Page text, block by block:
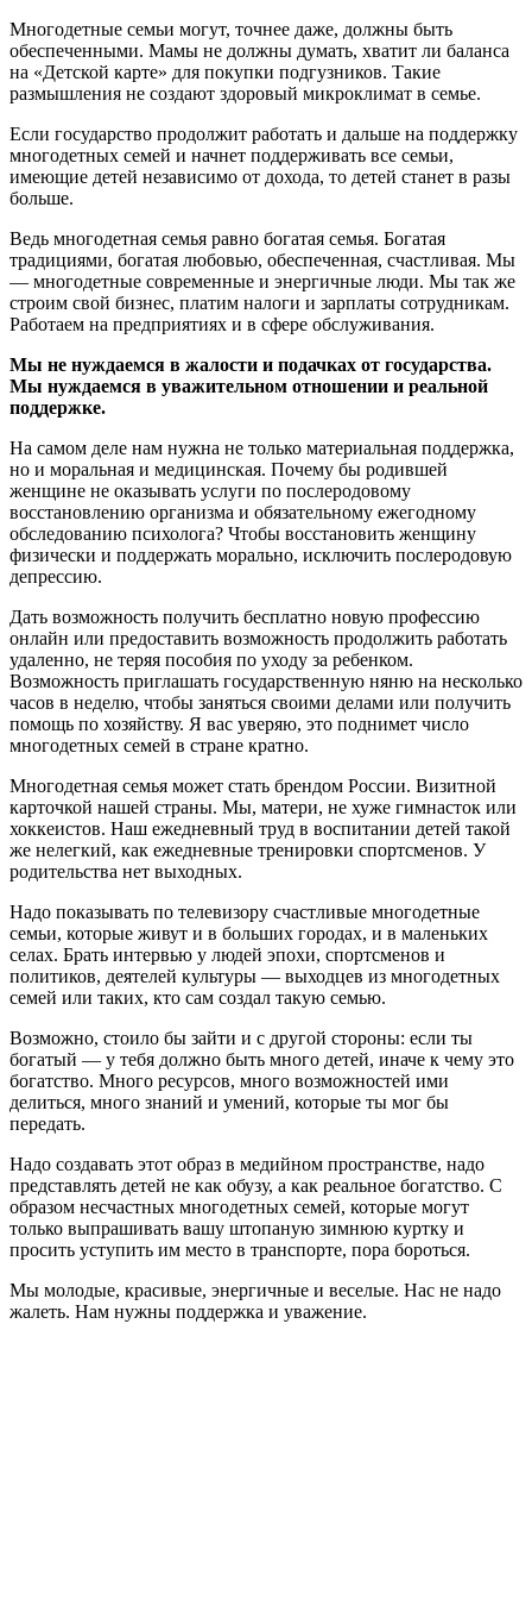
Многодетные семьи могут, точнее даже, должны быть
обеспеченными. Мамы не должны думать, хватит ли баланса
на «Детской карте» для покупки подгузников. Такие
размышления не создают здоровый микроклимат в семье.
Если государство продолжит работать и дальше на поддержку
многодетных семей и начнет поддерживать все семьи,
имеющие детей независимо от дохода, то детей станет в разы
больше.
Ведь многодетная семья равно богатая семья. Богатая
традициями, богатая любовью, обеспеченная, счастливая. Мы
— многодетные современные и энергичные люди. Мы так же
строим свой бизнес, платим налоги и зарплаты сотрудникам.
Работаем на предприятиях и в сфере обслуживания.
Мы не нуждаемся в жалости и подачках от государства.
Мы нуждаемся в уважительном отношении и реальной
поддержке.
На самом деле нам нужна не только материальная поддержка,
но и моральная и медицинская. Почему бы родившей
женщине не оказывать услуги по послеродовому
восстановлению организма и обязательному ежегодному
обследованию психолога? Чтобы восстановить женщину
физически и поддержать морально, исключить послеродовую
депрессию.
Дать возможность получить бесплатно новую профессию
онлайн или предоставить возможность продолжить работать
удаленно, не теряя пособия по уходу за ребенком.
Возможность приглашать государственную няню на несколько
часов в неделю, чтобы заняться своими делами или получить
помощь по хозяйству. Я вас уверяю, это поднимет число
многодетных семей в стране кратно.
Многодетная семья может стать брендом России. Визитной
карточкой нашей страны. Мы, матери, не хуже гимнасток или
хоккеистов. Наш ежедневный труд в воспитании детей такой
же нелегкий, как ежедневные тренировки спортсменов. У
родительства нет выходных.
Надо показывать по телевизору счастливые многодетные
семьи, которые живут и в больших городах, и в маленьких
селах. Брать интервью у людей эпохи, спортсменов и
политиков, деятелей культуры — выходцев из многодетных
семей или таких, кто сам создал такую семью.
Возможно, стоило бы зайти и с другой стороны: если ты
богатый — у тебя должно быть много детей, иначе к чему это
богатство. Много ресурсов, много возможностей ими
делиться, много знаний и умений, которые ты мог бы
передать.
Надо создавать этот образ в медийном пространстве, надо
представлять детей не как обузу, а как реальное богатство. С
образом несчастных многодетных семей, которые могут
только выпрашивать вашу штопаную зимнюю куртку и
просить уступить им место в транспорте, пора бороться.
Мы молодые, красивые, энергичные и веселые. Нас не надо
жалеть. Нам нужны поддержка и уважение.